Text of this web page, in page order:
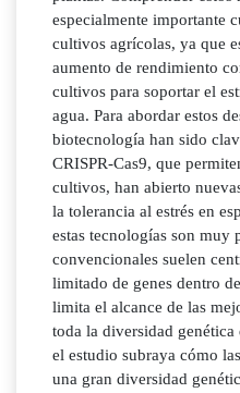
especialmente importante
cultivos agrícolas, ya que
aumento de rendimiento
cultivos para soportar el
agua. Para abordar estos
biotecnología han sido
CRISPR-Cas9, que
cultivos, han abierto
la tolerancia al estrés en
estas tecnologías son muy
convencionales suelen
limitado de genes dentro
limita el alcance de las
toda la diversidad
el estudio subraya cómo
una gran diversidad